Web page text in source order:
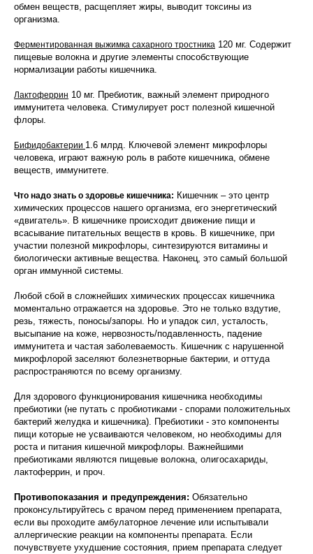
обмен веществ, расщепляет жиры, выводит токсины из
организма.
Ферментированная выжимка сахарного тростника 120 мг. Содержит
пищевые волокна и другие элементы способствующие
нормализации работы кишечника.
Лактоферрин 10 мг. Пребиотик, важный элемент природного
иммунитета человека. Стимулирует рост полезной кишечной
флоры.
Бифидобактерии 1.6 млрд. Ключевой элемент микрофлоры
человека, играют важную роль в работе кишечника, обмене
веществ, иммунитете.
Что надо знать о здоровье кишечника: Кишечник – это центр
химических процессов нашего организма, его энергетический
«двигатель». В кишечнике происходит движение пищи и
всасывание питательных веществ в кровь. В кишечнике, при
участии полезной микрофлоры, синтезируются витамины и
биологически активные вещества. Наконец, это самый большой
орган иммунной системы.
Любой сбой в сложнейших химических процессах кишечника
моментально отражается на здоровье. Это не только вздутие,
резь, тяжесть, поносы/запоры. Но и упадок сил, усталость,
высыпание на коже, нервозность/подавленность, падение
иммунитета и частая заболеваемость. Кишечник с нарушенной
микрофлорой заселяют болезнетворные бактерии, и оттуда
распространяются по всему организму.
Для здорового функционирования кишечника необходимы
пребиотики (не путать с пробиотиками - спорами положительных
бактерий желудка и кишечника). Пребиотики - это компоненты
пищи которые не усваиваются человеком, но необходимы для
роста и питания кишечной микрофлоры. Важнейшими
пребиотиками являются пищевые волокна, олигосахариды,
лактоферрин, и проч.
Противопоказания и предупреждения: Обязательно
проконсультируйтесь с врачом перед применением препарата,
если вы проходите амбулаторное лечение или испытывали
аллергические реакции на компоненты препарата. Если
почувствуете ухудшение состояния, прием препарата следует